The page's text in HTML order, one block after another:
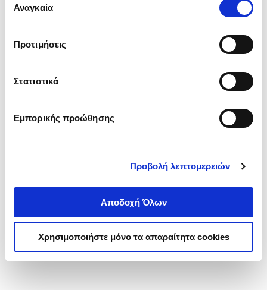
ενδιαφέρουν και να επιλέξετε από τα παρακάτω με την
΄΄και να ενημερωθείτε σχετικά με
συγκατάθεσης
Αναγκαία
Προτιμήσεις
Στατιστικά
Εμπορικής προώθησης
Προβολή λεπτομερειών
Αποδοχή Όλων
Χρησιμοποιήστε μόνο τα απαραίτητα cookies